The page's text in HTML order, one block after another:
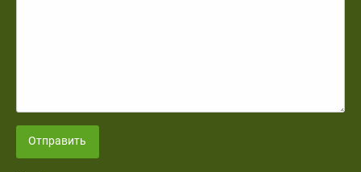
Отправить